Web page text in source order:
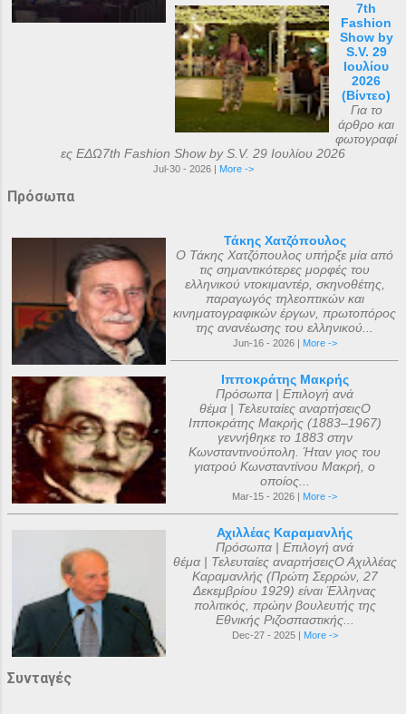
7th
Fashion
Show by
S.V. 29
Ιουλίου
2026
(Βίντεο)
Για το
άρθρο και
φωτογραφί
ες ΕΔΩ7th Fashion Show by S.V. 29 Ιουλίου 2026
Jul-30 - 2026 | More ->
Πρόσωπα
Τάκης Χατζόπουλος
Ο Τάκης Χατζόπουλος υπήρξε μία από
τις σημαντικότερες μορφές του
ελληνικού ντοκιμαντέρ, σκηνοθέτης,
παραγωγός τηλεοπτικών και
κινηματογραφικών έργων, πρωτοπόρος
της ανανέωσης του ελληνικού...
Jun-16 - 2026 | More ->
Ιπποκράτης Μακρής
Πρόσωπα | Επιλογή ανά
θέμα | Τελευταίες αναρτήσειςΟ
Ιπποκράτης Μακρής (1883–1967)
γεννήθηκε το 1883 στην
Κωνσταντινούπολη. Ήταν γιος του
γιατρού Κωνσταντίνου Μακρή, ο
οποίος...
Mar-15 - 2026 | More ->
Αχιλλέας Καραμανλής
Πρόσωπα | Επιλογή ανά
θέμα | Τελευταίες αναρτήσειςΟ Αχιλλέας
Καραμανλής (Πρώτη Σερρών, 27
Δεκεμβρίου 1929) είναι Έλληνας
πολιτικός, πρώην βουλευτής της
Εθνικής Ριζοσπαστικής...
Dec-27 - 2025 | More ->
Συνταγές